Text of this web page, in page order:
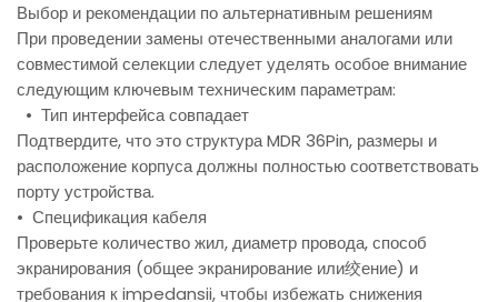
Выбор и рекомендации по альтернативным решениям
При проведении замены отечественными аналогами или
совместимой селекции следует уделять особое внимание
следующим ключевым техническим параметрам:
• Тип интерфейса совпадает
Подтвердите, что это структура MDR 36Pin, размеры и
расположение корпуса должны полностью соответствовать
порту устройства.
• Спецификация кабеля
Проверьте количество жил, диаметр провода, способ
экранирования (общее экранирование или绞ение) и
требования к impedansii, чтобы избежать снижения